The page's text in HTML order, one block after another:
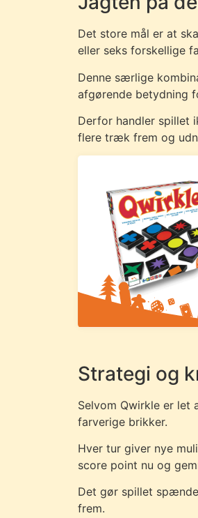
Det store mål er at
eller seks forskellige
Denne særlige
afgørende betydning
Derfor handler spillet
flere træk frem og
Strategi og
Selvom Qwirkle er let
farverige brikker.
Hver tur giver nye
score point nu og
Det gør spillet
frem.